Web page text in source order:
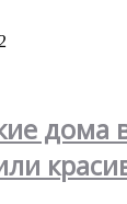
дома